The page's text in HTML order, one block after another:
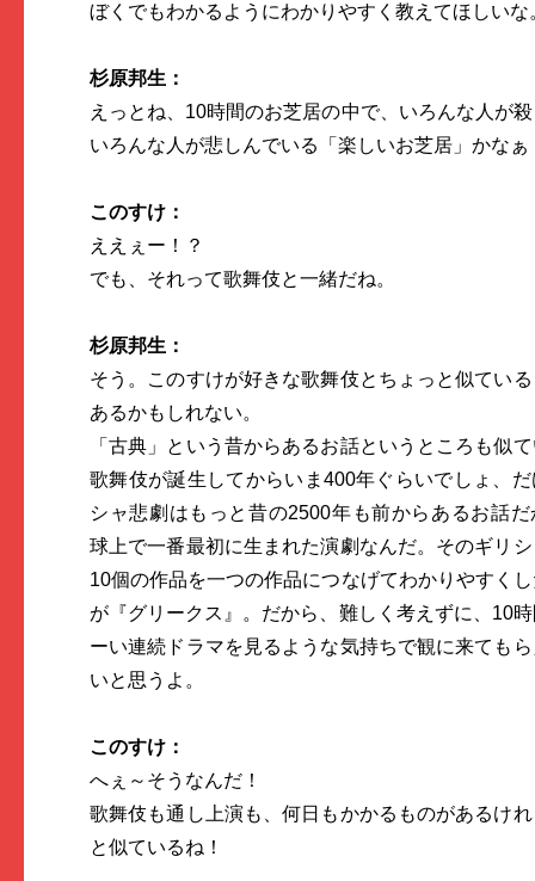
ぼくでもわかるようにわかりやすく教えてほしいな
杉原邦生：
えっとね、10時間のお芝居の中で、いろんな人が
いろんな人が悲しんでいる「楽しいお芝居」かなぁ
このすけ：
ええぇー！？
でも、それって歌舞伎と一緒だね。
杉原邦生：
そう。このすけが好きな歌舞伎とちょっと似てい
あるかもしれない。
「古典」という昔からあるお話というところも似
歌舞伎が誕生してからいま400年ぐらいでしょ、
シャ悲劇はもっと昔の2500年も前からあるお話
球上で一番最初に生まれた演劇なんだ。そのギリ
10個の作品を一つの作品につなげてわかりやすく
が『グリークス』。だから、難しく考えずに、10
ーい連続ドラマを見るような気持ちで観に来ても
いと思うよ。
このすけ：
へぇ～そうなんだ！
歌舞伎も通し上演も、何日もかかるものがあるけ
と似ているね！